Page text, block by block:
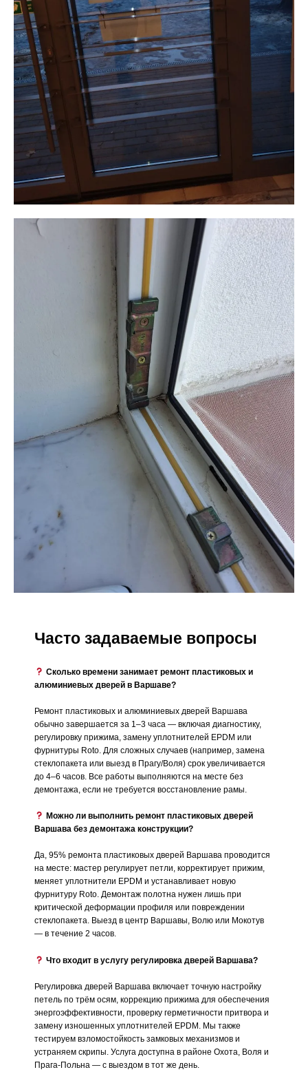
Часто задаваемые вопросы
Сколько времени занимает ремонт пластиковых и
алюминиевых дверей в Варшаве?
Ремонт пластиковых и алюминиевых дверей Варшава
обычно завершается за 1–3 часа — включая диагностику,
регулировку прижима, замену уплотнителей EPDM или
фурнитуры Roto. Для сложных случаев (например, замена
стеклопакета или выезд в Прагу/Воля) срок увеличивается
до 4–6 часов. Все работы выполняются на месте без
демонтажа, если не требуется восстановление рамы.
Можно ли выполнить ремонт пластиковых дверей
Варшава без демонтажа конструкции?
Да, 95% ремонта пластиковых дверей Варшава проводится
на месте: мастер регулирует петли, корректирует прижим,
меняет уплотнители EPDM и устанавливает новую
фурнитуру Roto. Демонтаж полотна нужен лишь при
критической деформации профиля или повреждении
стеклопакета. Выезд в центр Варшавы, Волю или Мокотув
— в течение 2 часов.
Что входит в услугу регулировка дверей Варшава?
Регулировка дверей Варшава включает точную настройку
петель по трём осям, коррекцию прижима для обеспечения
энергоэффективности, проверку герметичности притвора и
замену изношенных уплотнителей EPDM. Мы также
тестируем взломостойкость замковых механизмов и
устраняем скрипы. Услуга доступна в районе Охота, Воля и
Прага-Польна — с выездом в тот же день.